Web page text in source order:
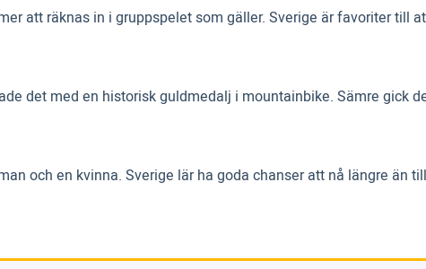
att räknas in i gruppspelet som gäller. Sverige är favoriter till
det med en historisk guldmedalj i mountainbike. Sämre gick
och en kvinna. Sverige lär ha goda chanser att nå längre än